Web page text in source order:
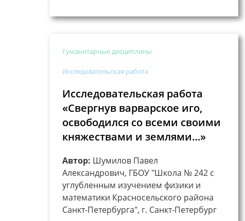
Гуманитарные дисциплины
Исследовательская работа
Исследовательская работа
«Свергнув варварское иго,
освободился со всеми своими
княжествами и землями…»
Автор: Шумилов Павел
Александрович, ГБОУ "Школа № 242 с
углубленным изучением физики и
математики Красносельского района
Санкт-Петербурга", г. Санкт-Петербург